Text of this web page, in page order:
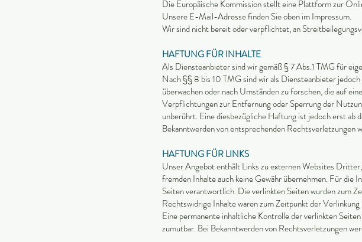
Die Europäische Kommission stellt eine Plattform zur
Unsere E-Mail-Adresse finden Sie oben im Impressum.
Wir sind nicht bereit oder verpflichtet, an
HAFTUNG FÜR INHALTE
Als Diensteanbieter sind wir gemäß § 7 Abs.1 TMG für
Nach §§ 8 bis 10 TMG sind wir als Diensteanbieter
überwachen oder nach Umständen zu forschen, die auf
Verpflichtungen zur Entfernung oder Sperrung der
unberührt. Eine diesbezügliche Haftung ist jedoch erst
Bekanntwerden von entsprechenden Rechtsverletzungen
HAFTUNG FÜR LINKS
Unser Angebot enthält Links zu externen Websites
fremden Inhalte auch keine Gewähr übernehmen. Für
Seiten verantwortlich. Die verlinkten Seiten wurden zum
Rechtswidrige Inhalte waren zum Zeitpunkt der
Eine permanente inhaltliche Kontrolle der verlinkten
zumutbar. Bei Bekanntwerden von Rechtsverletzungen